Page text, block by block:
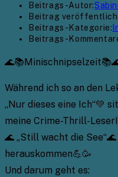
Beitrags-Autor:
Beitrag
Beitrags-Kategorie:
Beitrags-
Während ich so an den
„Nur dieses eine Ich“💚
meine Crime-Thrill-
🌊 „Still wacht die
herauskommen💪🥳
Und darum geht es: